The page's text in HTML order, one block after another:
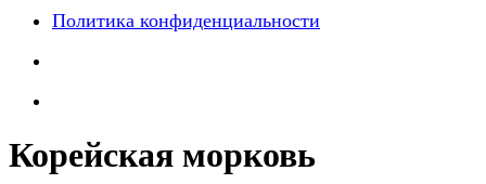
Политика конфиденциальности
Корейская морковь